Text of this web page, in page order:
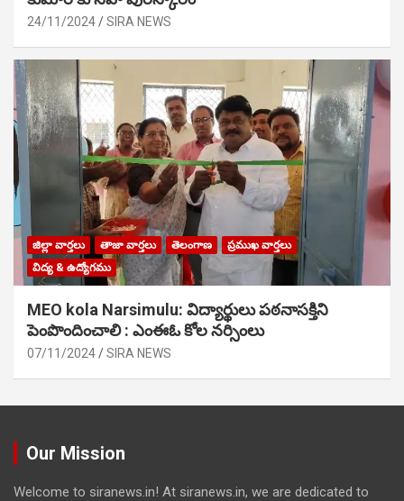
24/11/2024 SIRA NEWS
జిల్లా వార్తలు తాజా వార్తలు తెలంగాణ
ప్రముఖ వార్తలు
విద్య & ఉద్యోగము
MEO kola Narsimulu: విద్యార్థులు పఠ‌నాసక్తిని
పెంపొందించాలి : ఎంఈఓ కోల నర్సింలు
07/11/2024 SIRA NEWS
Our Mission
Welcome to siranews.in! At siranews.in, we are dedicated to